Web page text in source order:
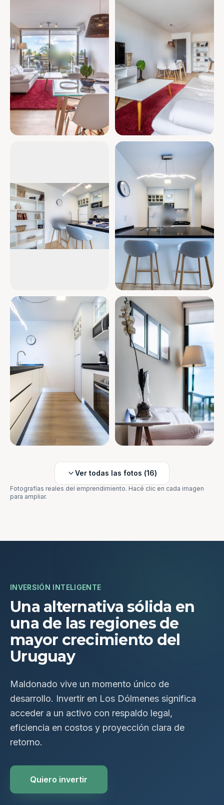
Ver todas las fotos (16)
Fotografías reales del emprendimiento. Hacé clic en cada imagen
para ampliar.
INVERSIÓN INTELIGENTE
Una alternativa sólida en
una de las regiones de
mayor crecimiento del
Uruguay
Maldonado vive un momento único de
desarrollo. Invertir en Los Dólmenes significa
acceder a un activo con respaldo legal,
eficiencia en costos y proyección clara de
retorno.
Quiero invertir